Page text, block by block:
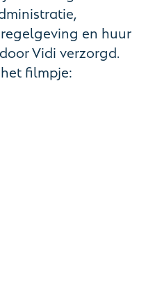
en huur
Vidi verzorgd.
filmpje: